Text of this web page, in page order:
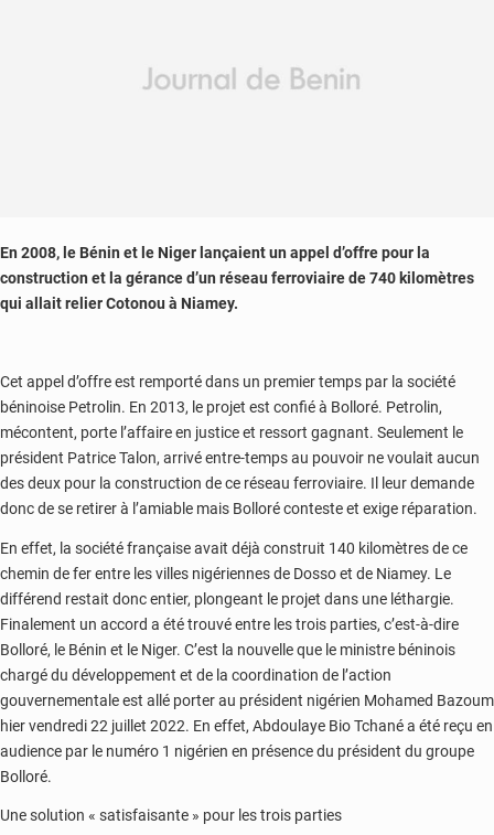
En 2008, le Bénin et le Niger lançaient un appel d’offre pour la
construction et la gérance d’un réseau ferroviaire de 740 kilomètres
qui allait relier Cotonou à Niamey.
Cet appel d’offre est remporté dans un premier temps par la société
béninoise Petrolin. En 2013, le projet est confié à Bolloré. Petrolin,
mécontent, porte l’affaire en justice et ressort gagnant. Seulement le
président Patrice Talon, arrivé entre-temps au pouvoir ne voulait aucun
des deux pour la construction de ce réseau ferroviaire. Il leur demande
donc de se retirer à l’amiable mais Bolloré conteste et exige réparation.
En effet, la société française avait déjà construit 140 kilomètres de ce
chemin de fer entre les villes nigériennes de Dosso et de Niamey. Le
différend restait donc entier, plongeant le projet dans une léthargie.
Finalement un accord a été trouvé entre les trois parties, c’est-à-dire
Bolloré, le Bénin et le Niger. C’est la nouvelle que le ministre béninois
chargé du développement et de la coordination de l’action
gouvernementale est allé porter au président nigérien Mohamed Bazoum
hier vendredi 22 juillet 2022. En effet, Abdoulaye Bio Tchané a été reçu en
audience par le numéro 1 nigérien en présence du président du groupe
Bolloré.
Une solution « satisfaisante » pour les trois parties